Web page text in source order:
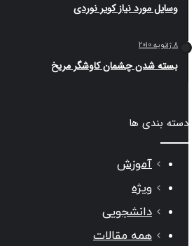
مورد نیاز کویر نوردی
شدن چشمان کاوشگر مريخ
ها
آموزش
ویژه
دانشجویی
همه مقالات